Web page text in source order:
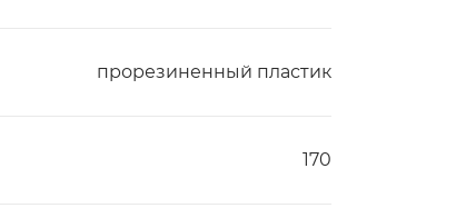
прорезиненный пластик
170